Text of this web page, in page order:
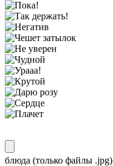
блюда (только файлы .jpg)